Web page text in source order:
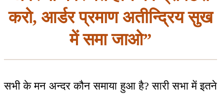
करो, आर्डर प्रमाण अतीन्द्रिय सुख
में समा जाओ”
सभी के मन अन्दर कौन समाया हुआ है? सारी सभा में इतने